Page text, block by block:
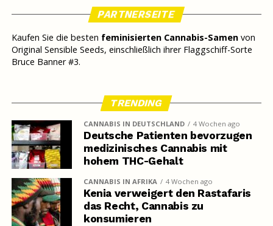
PARTNERSEITE
Kaufen Sie die besten feminisierten Cannabis-Samenvon
Original Sensible Seeds, einschließlich ihrer Flaggschiff-Sorte
Bruce Banner #3.
TRENDING
CANNABIS IN DEUTSCHLAND 4 Wochen ago
Deutsche Patienten bevorzugen
medizinisches Cannabis mit
hohem THC-Gehalt
CANNABIS IN AFRIKA 4 Wochen ago
Kenia verweigert den Rastafaris
das Recht, Cannabis zu
konsumieren